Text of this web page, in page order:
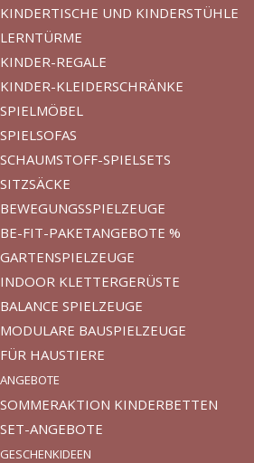
KINDERTISCHE UND KINDERSTÜHLE
LERNTÜRME
KINDER-REGALE
KINDER-KLEIDERSCHRÄNKE
SPIELMÖBEL
SPIELSOFAS
SCHAUMSTOFF-SPIELSETS
SITZSÄCKE
BEWEGUNGSSPIELZEUGE
BE-FIT-PAKETANGEBOTE %
GARTENSPIELZEUGE
INDOOR KLETTERGERÜSTE
BALANCE SPIELZEUGE
MODULARE BAUSPIELZEUGE
FÜR HAUSTIERE
ANGEBOTE
SOMMERAKTION KINDERBETTEN
SET-ANGEBOTE
GESCHENKIDEEN